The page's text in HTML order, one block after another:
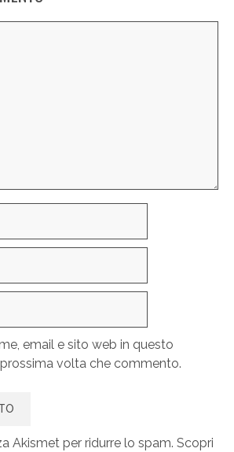
email e sito web in questo
volta che commento.
Akismet per ridurre lo spam. Scopri